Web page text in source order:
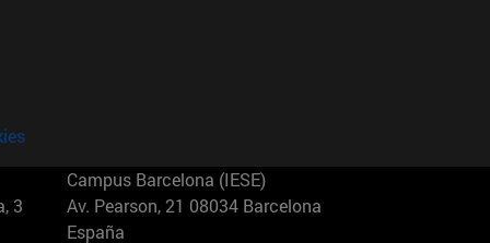
3
Campus Barcelona (IESE)
Av. Pearson, 21 08034 Barcelona
España